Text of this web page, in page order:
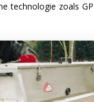
technologie zoals